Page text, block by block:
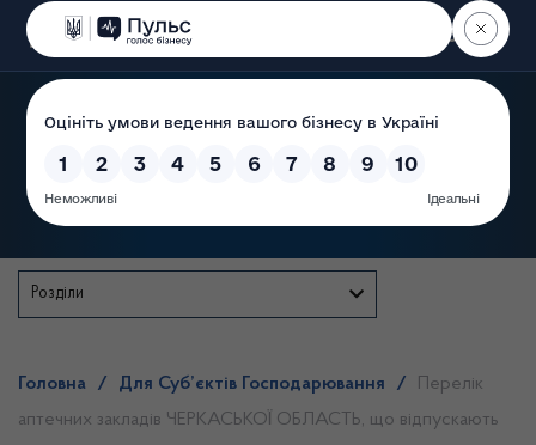
Пошук
Розділи
Головна / Для Суб’єктів Господарювання /
Перелік
аптечних закладів ЧЕРКАСЬКОЇ ОБЛАСТЬ, що відпускають